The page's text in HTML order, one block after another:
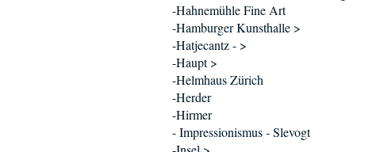
-Hahnemühle Fine Art
-Hamburger Kunsthalle >
-Hatjecantz - >
-Haupt >
-Helmhaus Zürich
-Herder
-Hirmer
- Impressionismus - Slevogt